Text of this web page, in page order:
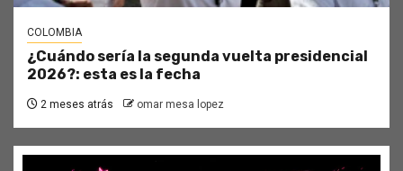
COLOMBIA
¿Cuándo sería la segunda vuelta presidencial
2026?: esta es la fecha
2 meses atrás omar mesa lopez